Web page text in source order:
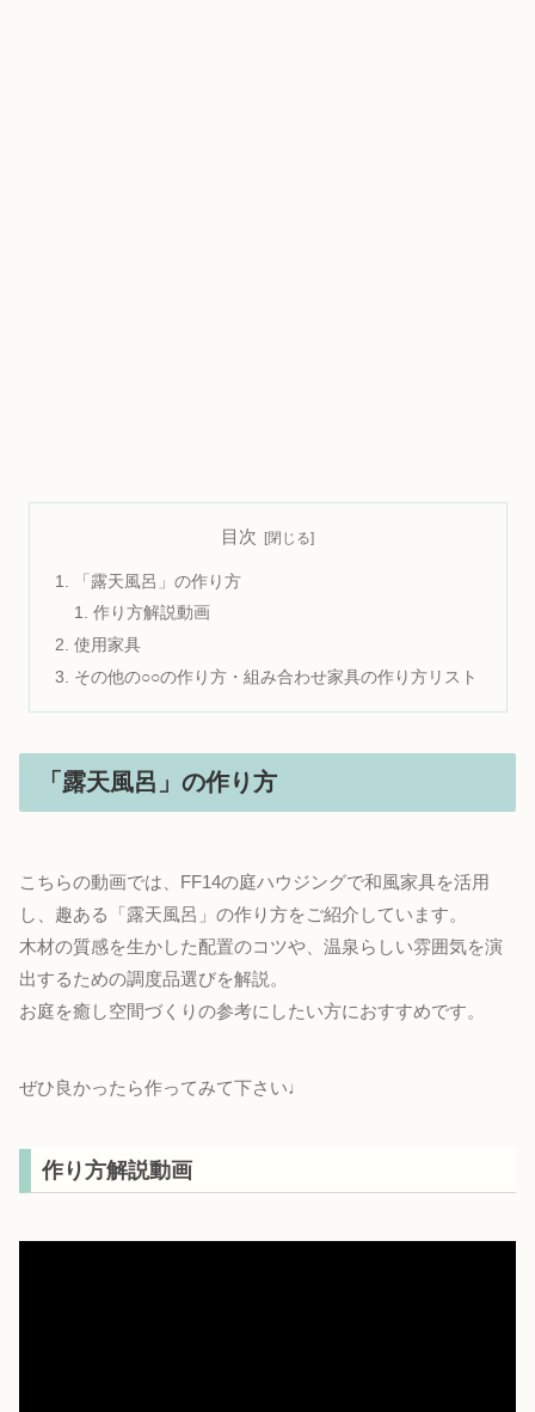
目次
「露天風呂」の作り方
作り方解説動画
使用家具
その他の○○の作り方・組み合わせ家具の作り方リスト
「露天風呂」の作り方
こちらの動画では、FF14の庭ハウジングで和風家具を活用
し、趣ある「露天風呂」の作り方をご紹介しています。
木材の質感を生かした配置のコツや、温泉らしい雰囲気を演
出するための調度品選びを解説。
お庭を癒し空間づくりの参考にしたい方におすすめです。
ぜひ良かったら作ってみて下さい♩
作り方解説動画